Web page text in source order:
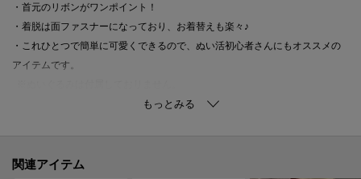
・首元のリボンがワンポイント！
・着脱は面ファスナーになっており、お着替えも楽々♪
・これひとつで簡単に可愛くできるので、ぬい活初心者さんにもオススメの
アイテムです。
お気に入り登録すると、お得な情報や、在庫情報などお買い得情報を受ける
関連アイテム